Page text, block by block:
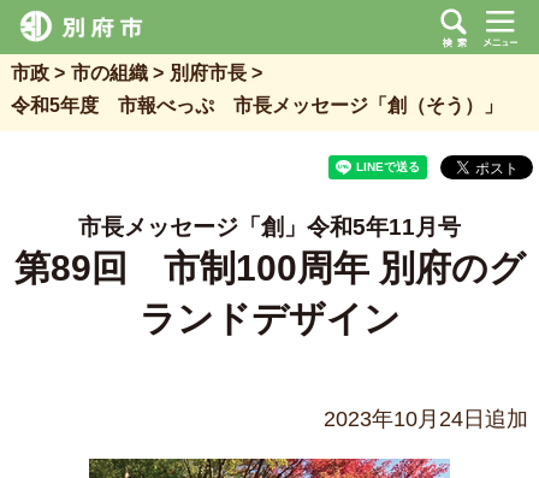
市政 市の組織
別府市長
令和5年度 市報べっぷ 市長メッセージ「創（そう）」
市長メッセージ「創」令和5年11月号
第89回 市制100周年 別府のグ
ランドデザイン
2023年10月24日追加